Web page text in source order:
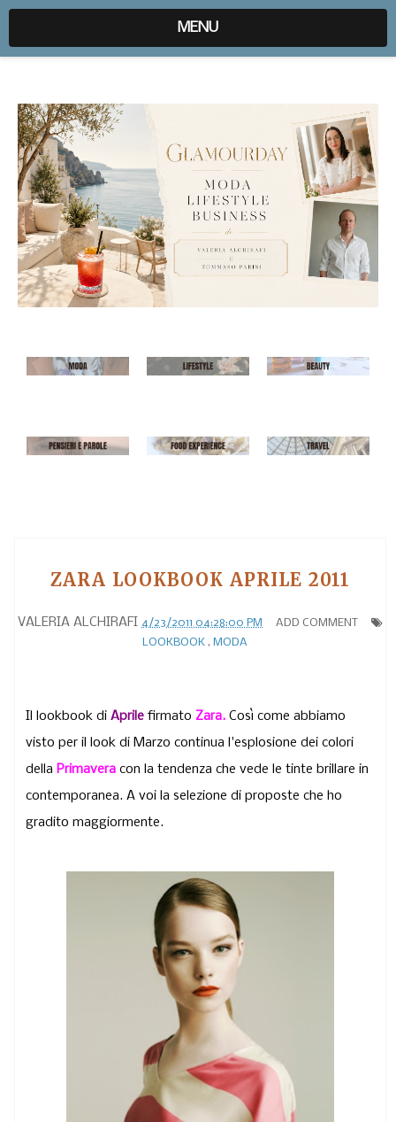
expr:lang=it;data:blog.locale
MENU
ZARA LOOKBOOK APRILE 2011
VALERIA ALCHIRAFI 4/23/2011 04:28:00 PM
ADD COMMENT
LOOKBOOK , MODA
Il lookbook diAprile firmato Zara.Così come abbiamo
visto per il look di Marzo continua l'esplosione dei colori
della Primaveracon la tendenza che vede le tinte brillare in
contemporanea. A voi la selezione di proposte che ho
gradito maggiormente.